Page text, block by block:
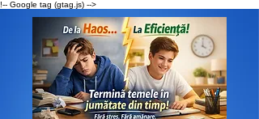
!-- Google tag (gtag.js) -->